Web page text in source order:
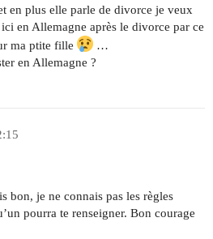
en plus elle parle de divorce je veux
en Allemagne après le divorce par ce
ma ptite fille
…
en Allemagne ?
bon, je ne connais pas les règles
pourra te renseigner. Bon courage